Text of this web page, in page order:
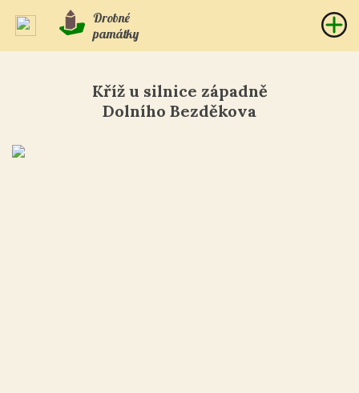
Drobné
památky
Kříž u silnice západně
Dolního Bezděkova